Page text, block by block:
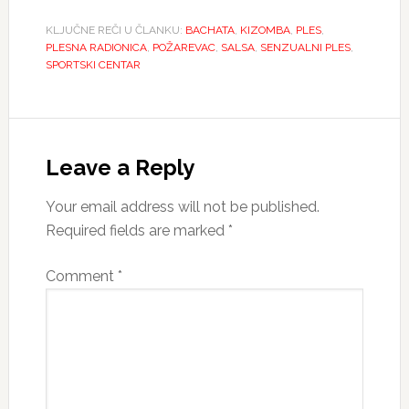
KLJUČNE REČI U ČLANKU: BACHATA, KIZOMBA, PLES,
PLESNA RADIONICA, POŽAREVAC, SALSA, SENZUALNI PLES,
SPORTSKI CENTAR
Interactions
Leave a Reply
Your email address will not be published.
Required fields are marked *
Comment *